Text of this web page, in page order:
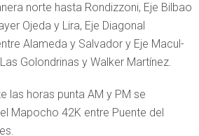
norte hasta Rondizzoni, Eje Bilbao
Ojeda y Lira, Eje Diagonal
Alameda y Salvador y Eje Macul-
Golondrinas y Walker Martínez.
las horas punta AM y PM se
Mapocho 42K entre Puente del